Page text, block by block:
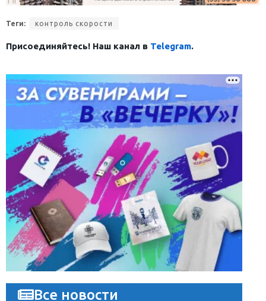
Теги: контроль скорости
Присоединяйтесь! Наш канал в Telegram.
Все новости